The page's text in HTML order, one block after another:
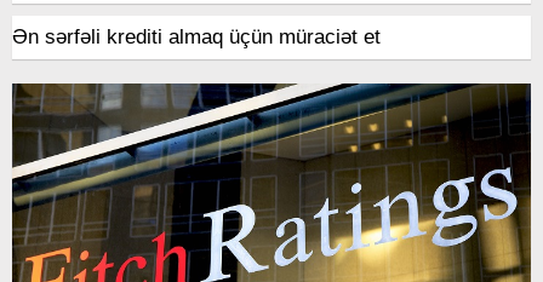
Ən sərfəli krediti almaq üçün müraciət et